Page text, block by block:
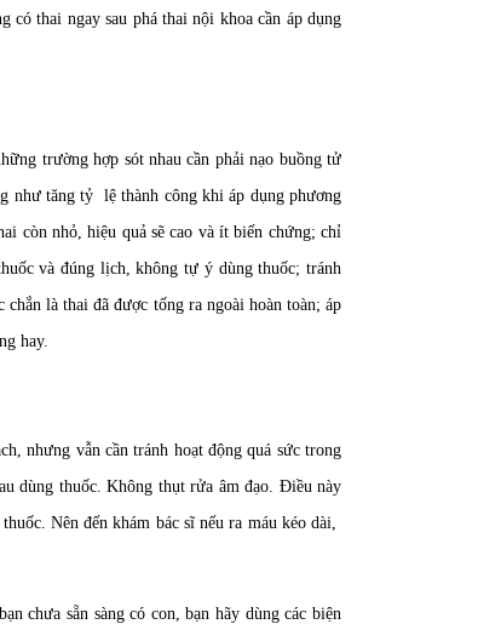
có thai ngay sau phá thai nội khoa cần áp dụng
trường hợp sót nhau cần phải nạo buồng tử
như tăng tỷ lệ thành công khi áp dụng phương
còn nhỏ, hiệu quả sẽ cao và ít biến chứng; chỉ
và đúng lịch, không tự ý dùng thuốc; tránh
là thai đã được tống ra ngoài hoàn toàn; áp
hay.
nhưng vẫn cần tránh hoạt động quá sức trong
dùng thuốc. Không thụt rửa âm đạo. Điều này
Nên đến khám bác sĩ nếu ra máu kéo dài,
chưa sẵn sàng có con, bạn hãy dùng các biện